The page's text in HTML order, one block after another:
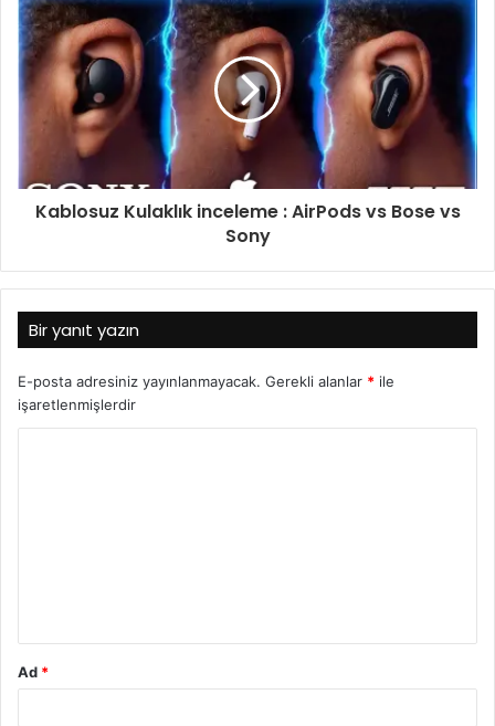
Kablosuz Kulaklık inceleme : AirPods vs Bose vs
Sony
Bir yanıt yazın
E-posta adresiniz yayınlanmayacak. Gerekli alanlar * ile
işaretlenmişlerdir
Ad *